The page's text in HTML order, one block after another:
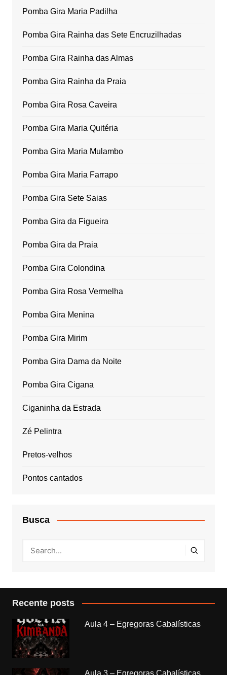
Pomba Gira Maria Padilha
Pomba Gira Rainha das Sete Encruzilhadas
Pomba Gira Rainha das Almas
Pomba Gira Rainha da Praia
Pomba Gira Rosa Caveira
Pomba Gira Maria Quitéria
Pomba Gira Maria Mulambo
Pomba Gira Maria Farrapo
Pomba Gira Sete Saias
Pomba Gira da Figueira
Pomba Gira da Praia
Pomba Gira Colondina
Pomba Gira Rosa Vermelha
Pomba Gira Menina
Pomba Gira Mirim
Pomba Gira Dama da Noite
Pomba Gira Cigana
Ciganinha da Estrada
Zé Pelintra
Pretos-velhos
Pontos cantados
Busca
Recente posts
Aula 4 – Egregoras Cabalísticas